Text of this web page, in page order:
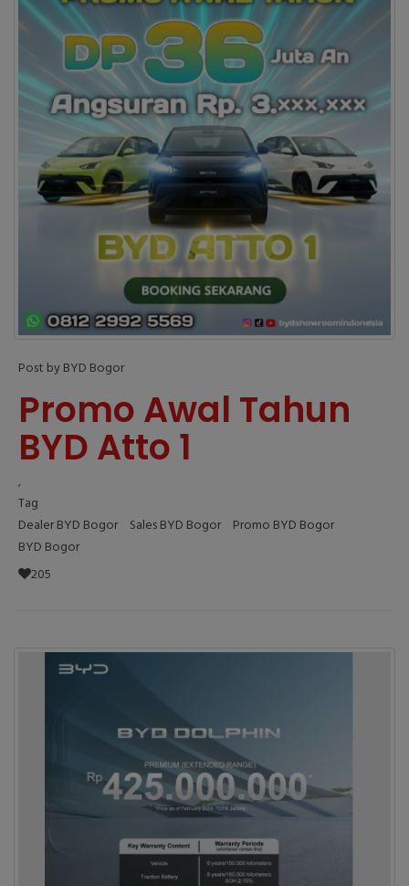
Post by BYD Bogor
Promo Awal Tahun
BYD Atto 1
,
Tag
Dealer BYD Bogor
Sales BYD Bogor
Promo BYD Bogor
BYD Bogor
205